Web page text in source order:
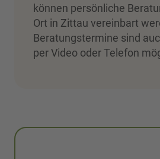
können persönliche
Ort in Zittau vereinbart
Beratungstermine sind
per Video oder Telefon